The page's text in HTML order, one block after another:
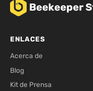
Beekeeper
ENLACES
Acerca de
Blog
Kit de Prensa